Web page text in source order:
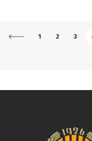
1 2 3